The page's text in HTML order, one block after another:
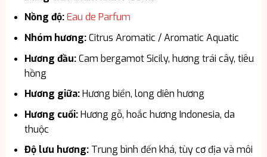
Nồng độ:Eau de Parfum
Nhóm hương:Citrus Aromatic / Aromatic Aquatic
Hương đầu:Cam bergamot Sicily, hương trái cây, tiêu
hồng
Hương giữa:Hương biển, long diên hương
Hương cuối:Hương gỗ, hoắc hương Indonesia, da
thuộc
Độ lưu hương:Trung bình đến khá, tùy cơ địa và môi